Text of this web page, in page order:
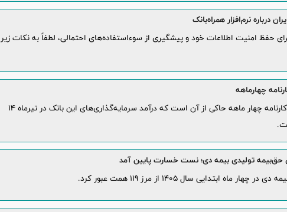
درباره نرم‌افزار همراه‌بانک
حفظ امنیت اطلاعات خود و پیشگیری از سوءاستفاده‌های احتمالی، لطفاً به نکات زیر
چهارماهه
تحول بانک دی در کارنامه چهار ماهه حاکی از آن است که درآمد سرمایه‌گذاری‌های این بانک در تیرماه ۱۴
ماه ابتدایی سال 1405 از مرز 119 همت عبور کرد.